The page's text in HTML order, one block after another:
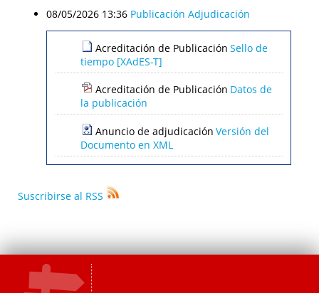
08/05/2026 13:36 Publicación Adjudicación
Acreditación de Publicación Sello de
tiempo [XAdES-T]
Acreditación de Publicación Datos de
la publicación
Anuncio de adjudicación Versión del
Documento en XML
Suscribirse al RSS